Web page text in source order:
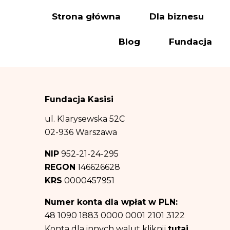
Dane osobowe
(polegający na
ww. celów – co
Odbiorcą
informacji na
prawa. Dane
Dane osobowe
informacji na
Posiadasz prawo
przetwarzania,
Posiadasz
Strona główna Dla biznesu
Blog Fundacja
Fundacja Kasisi
ul. Klarysewska 52C
02-936 Warszawa
NIP 952-21-24-295
REGON 146626628
KRS 0000457951
Numer konta dla wpłat w PLN:
48 1090 1883 0000 0001 2101 3122